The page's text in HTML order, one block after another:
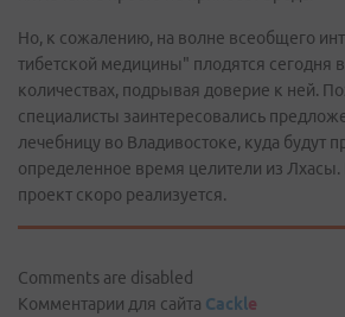
Но, к сожалению, на волне всеобщего
тибетской медицины" плодятся сегодня
количествах, подрывая доверие к ней.
специалисты заинтересовались
лечебницу во Владивостоке, куда будут
определенное время целители из Лхасы.
проект скоро реализуется.
Comments are disabled
Комментарии для сайта Cackle